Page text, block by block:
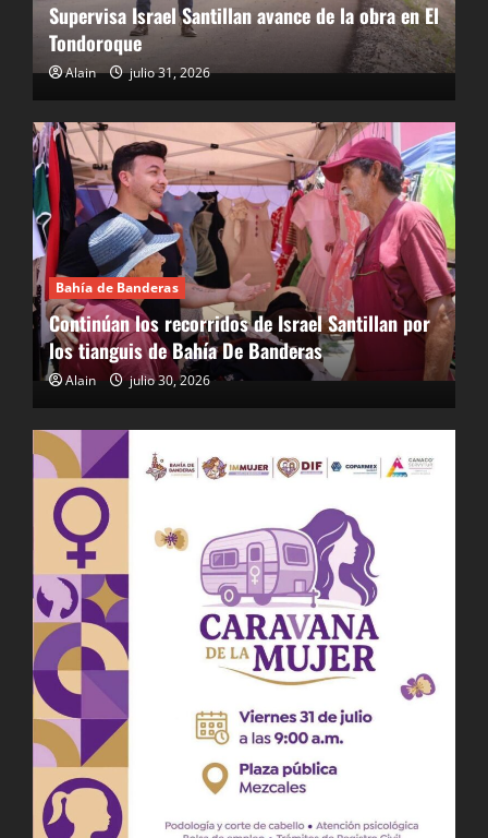
Supervisa Israel Santillan avance de la obra en El
Tondoroque
Alain julio 31, 2026
Bahía de Banderas
Continúan los recorridos de Israel Santillan por
los tianguis de Bahía De Banderas
Alain julio 30, 2026